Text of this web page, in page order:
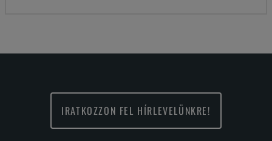
IRATKOZZON FEL HÍRLEVELÜNKRE!